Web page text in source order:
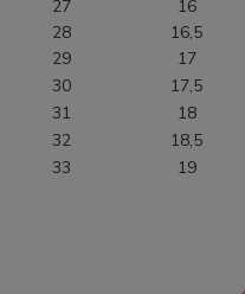
27
16
28
16,5
29
17
30
17,5
31
18
32
18,5
33
19